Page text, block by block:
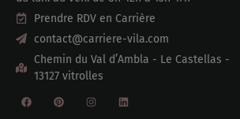
Prendre RDV en Carrière
contact@carriere-vila.com
Chemin du Val d’Ambla - Le Castellas -
13127 vitrolles